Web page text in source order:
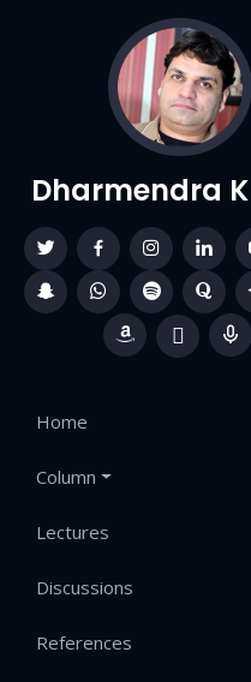
Dharmendra
Home
Column
Lectures
Discussions
References